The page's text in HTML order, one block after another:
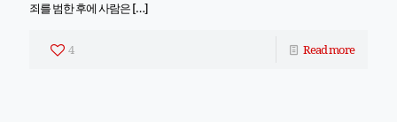
죄를 범한 후에 사람은[…]
4 Read more